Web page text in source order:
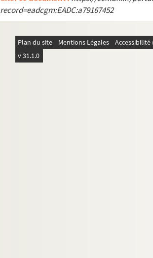
record=eadcgm:EADC:a79167452
Plan du site Mentions Légales
v 31.1.0